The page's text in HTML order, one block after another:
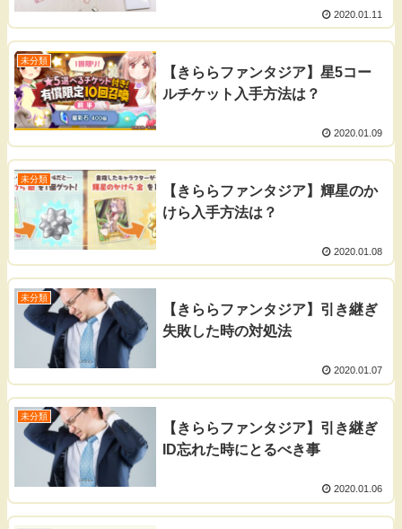
2020.01.11
未分類
【きららファンタジア】星5コー
ルチケット入手方法は？
2020.01.09
未分類
【きららファンタジア】輝星のか
けら入手方法は？
2020.01.08
未分類
【きららファンタジア】引き継ぎ
失敗した時の対処法
2020.01.07
未分類
【きららファンタジア】引き継ぎ
ID忘れた時にとるべき事
2020.01.06